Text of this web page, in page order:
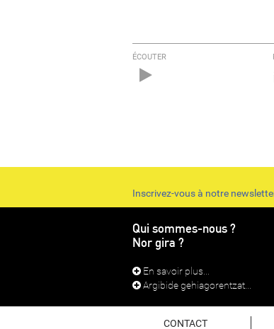
ÉCOUTER
Inscrivez-vous à notre
Qui sommes-nous ?
Nor gira ?
En savoir plus...
Argibide gehiagorentzat...
CONTACT